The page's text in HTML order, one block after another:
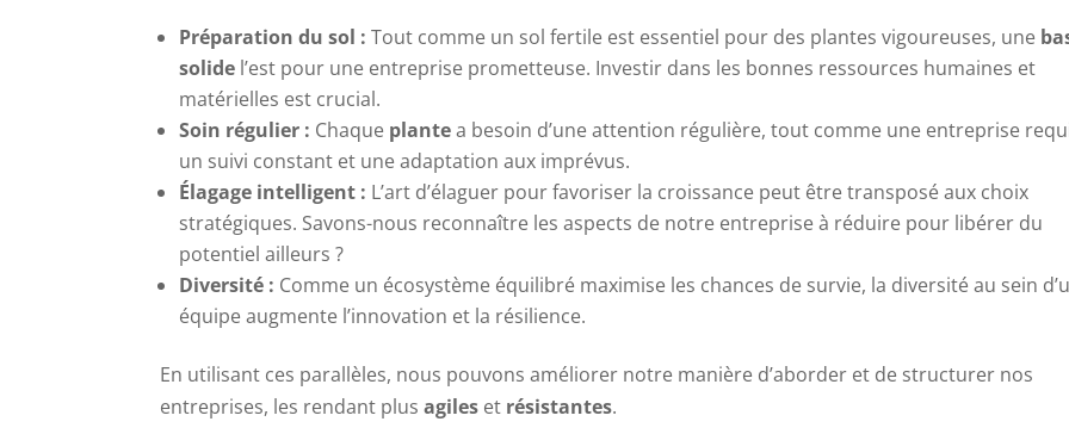
Préparation du sol : Tout comme un sol fertile est essentiel pour des plantes vigoureuses, une
solide l’est pour une entreprise prometteuse. Investir dans les bonnes ressources humaines et
matérielles est crucial.
Soin régulier : Chaque plantea besoin d’une attention régulière, tout comme une entreprise
un suivi constant et une adaptation aux imprévus.
Élagage intelligent : L’art d’élaguer pour favoriser la croissance peut être transposé aux choix
stratégiques. Savons-nous reconnaître les aspects de notre entreprise à réduire pour libérer du
potentiel ailleurs ?
Diversité : Comme un écosystème équilibré maximise les chances de survie, la diversité au sein
équipe augmente l’innovation et la résilience.
En utilisant ces parallèles, nous pouvons améliorer notre manière d’aborder et de structurer nos
entreprises, les rendant plusagiles et résistantes.